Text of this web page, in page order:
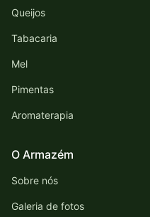
Queijos
Tabacaria
Mel
Pimentas
Aromaterapia
O Armazém
Sobre nós
Galeria de fotos